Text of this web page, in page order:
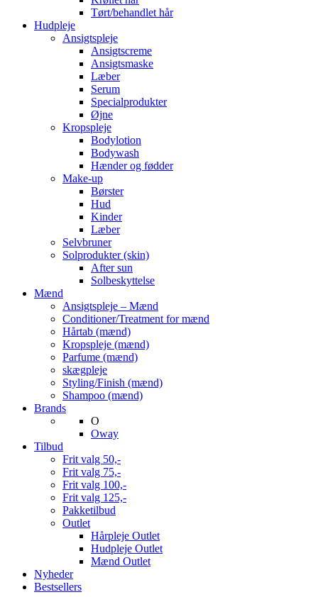
Tørt/behandlet hår
Hudpleje
Ansigtspleje
Ansigtscreme
Ansigtsmaske
Læber
Serum
Specialprodukter
Øjne
Kropspleje
Bodylotion
Bodywash
Hænder og fødder
Make-up
Børster
Hud
Kinder
Læber
Selvbruner
Solprodukter (skin)
After sun
Solbeskyttelse
Mænd
Ansigtspleje – Mænd
Conditioner/Treatment for mænd
Hårtab (mænd)
Kropspleje (mænd)
Parfume (mænd)
skægpleje
Styling/Finish (mænd)
Shampoo (mænd)
Brands
O
Oway
Tilbud
Frit valg 50,-
Frit valg 75,-
Frit valg 100,-
Frit valg 125,-
Pakketilbud
Outlet
Hårpleje Outlet
Hudpleje Outlet
Mænd Outlet
Nyheder
Bestsellers